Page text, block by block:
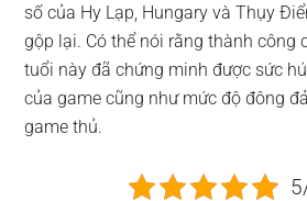
số của Hy Lạp, Hungary và Thụy
gộp lại. Có thể nói rằng thành công
tuổi này đã chứng minh được sức
của game cũng như mức độ đông
game thủ.